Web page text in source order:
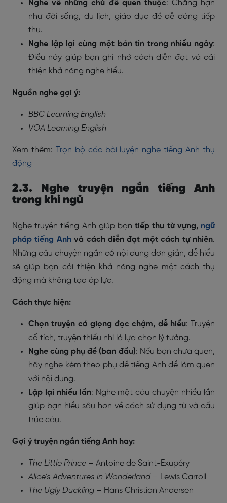
Nghe về những chủ đề quen thuộc: Chẳng hạn
như đời sống, du lịch, giáo dục để dễ dàng tiếp
thu.
Nghe lặp lại cùng một bản tin trong nhiều ngày:
Điều này giúp bạn ghi nhớ cách diễn đạt và cải
thiện khả năng nghe hiểu.
Nguồn nghe gợi ý:
BBC Learning English
VOA Learning English
Xem thêm:
Trọn bộ các bài luyện nghe tiếng Anh thụ
động
2.3. Nghe truyện ngắn tiếng Anh
trong khi ngủ
Nghe truyện tiếng Anh giúp bạntiếp thu từ vựng, ngữ
pháp tiếng Anhvà cách diễn đạt một cách tự nhiên.
Những câu chuyện ngắn có nội dung đơn giản, dễ hiểu
sẽ giúp bạn cải thiện khả năng nghe một cách thụ
động mà không tạo áp lực.
Cách thực hiện:
Chọn truyện có giọng đọc chậm, dễ hiểu: Truyện
cổ tích, truyện thiếu nhi là lựa chọn lý tưởng.
Nghe cùng phụ đề (ban đầu): Nếu bạn chưa quen,
hãy nghe kèm theo phụ đề tiếng Anh để làm quen
với nội dung.
Lặp lại nhiều lần: Nghe một câu chuyện nhiều lần
giúp bạn hiểu sâu hơn về cách sử dụng từ và cấu
trúc câu.
Gợi ý truyện ngắn tiếng Anh hay:
The Little Prince – Antoine de Saint-Exupéry
Alice’s Adventures in Wonderland – Lewis Carroll
The Ugly Duckling – Hans Christian Andersen